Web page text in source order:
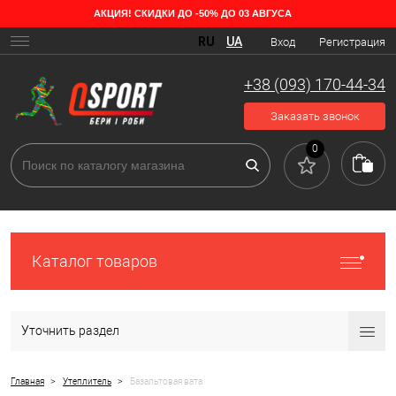
Особенности базальтового утеплителя
Вата из камня используется в качестве утеплителя в частных
термостойкая. Один из видов изделий это базальт, особенности
которого зависят от места его расположения. На сегодняшний день
это самый прочный материал из всех разновидностей минеральной
ваты. Существенный плюс в том, что он не наносит вреда человеку
или природе. Если его сравнить со шлаковым изделием, то
базальтовая вата экологична, просто устанавливается и имеет
АКЦИЯ! СКИДКИ ДО -50% ДО 03 АВГУСА
Вход Регистрация
RU UA
+38 (093) 170-44-34
Заказать звонок
0
Каталог товаров
Уточнить раздел
Главная > Утеплитель > Базальтовая вата